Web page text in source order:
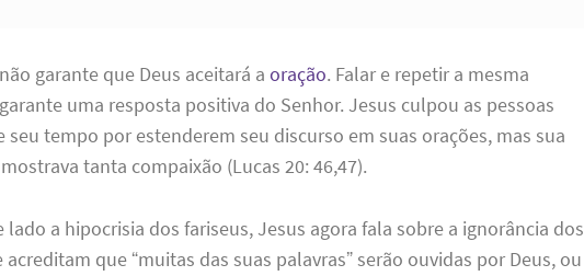
garante que Deus aceitará aoração. Falar e repetir a mesma
uma resposta positiva do Senhor. Jesus culpou as pessoas
seu tempo por estenderem seu discurso em suas orações, mas sua
tanta compaixão (Lucas 20: 46,47).
lado a hipocrisia dos fariseus, Jesus agora fala sobre a ignorância dos
acreditam que “muitas das suas palavras” serão ouvidas por Deus, ou